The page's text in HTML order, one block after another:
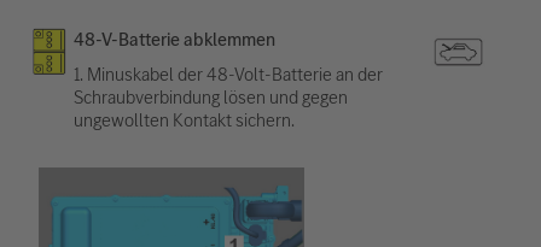
48-V-Batterie abklemmen
1. Minuskabel der 48-Volt-Batterie an der
Schraubverbindung lösen und gegen
ungewollten Kontakt sichern.